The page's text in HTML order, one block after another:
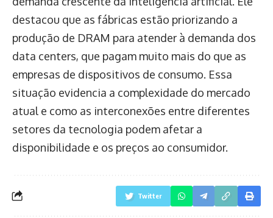
destacou que as fábricas estão priorizando a
produção de DRAM para atender à demanda dos
data centers, que pagam muito mais do que as
empresas de dispositivos de consumo. Essa
situação evidencia a complexidade do mercado
atual e como as interconexões entre diferentes
setores da tecnologia podem afetar a
disponibilidade e os preços ao consumidor.
Twitter